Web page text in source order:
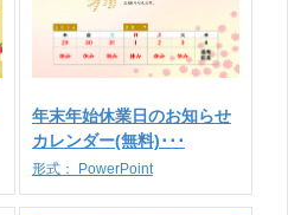
年末年始休業日のお知らせ
カレンダー(無料)･･･
形式： PowerPoint